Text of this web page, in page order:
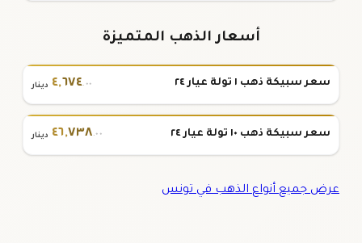
أسعار الذهب المتميزة
سعر سبيكة ذهب ١ تولة عيار ٢٤ ٤,٦٧٤.٠٠ دينار
سعر سبيكة ذهب ١٠ تولة عيار ٢٤ ٤٦,٧٣٨.٠٠ دينار
عرض جميع أنواع الذهب في تونس